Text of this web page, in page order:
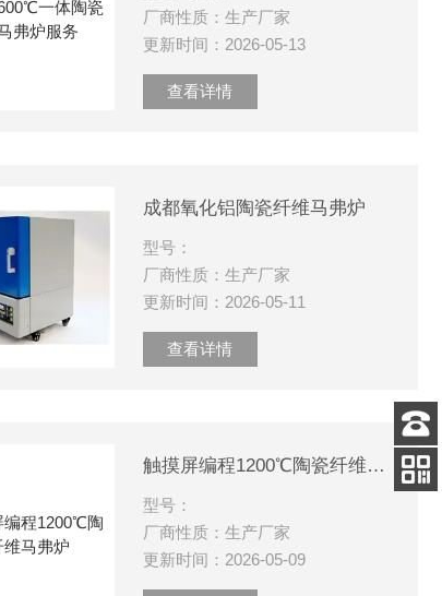
厂商性质：生产厂家
更新时间：2026-05-13
查看详情
成都氧化铝陶瓷纤维马弗炉
型号：
厂商性质：生产厂家
更新时间：2026-05-11
查看详情
触摸屏编程1200℃陶瓷纤维马弗炉
型号：
厂商性质：生产厂家
更新时间：2026-05-09
客服
电话